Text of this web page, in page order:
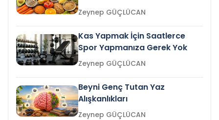
Zeynep GÜÇLÜCAN
Kas Yapmak İçin Saatlerce
Spor Yapmanıza Gerek Yok
Zeynep GÜÇLÜCAN
Beyni Genç Tutan Yaz
Alışkanlıkları
Zeynep GÜÇLÜCAN